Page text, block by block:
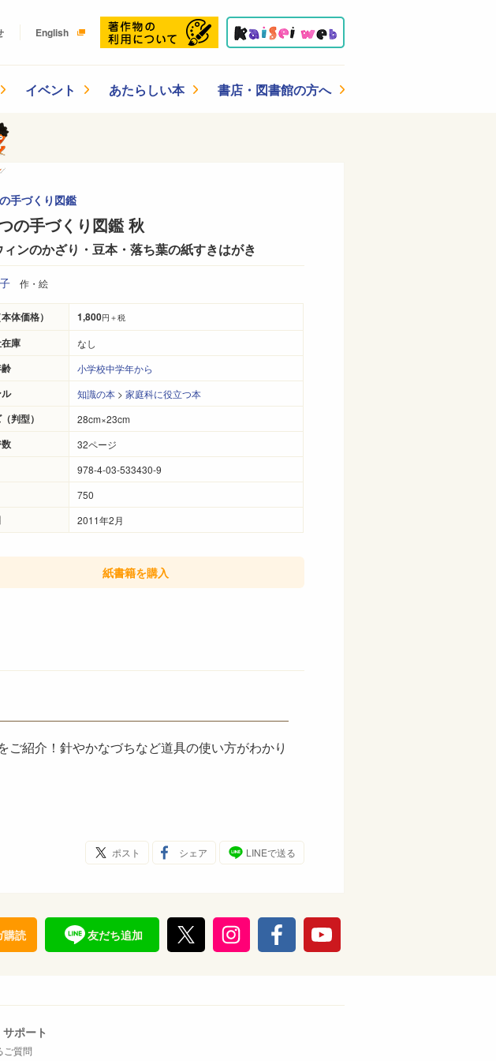
English
イベント あたらしい本 書店・図書館の方へ
手づくり図鑑
の手づくり図鑑 秋
ィンのかざり・豆本・落ち葉の紙すきはがき
作・絵
体価格） 1,800円＋税
庫 なし
小学校中学年から
知識の本 >家庭科に役立つ本
判型） 28cm×23cm
32ページ
978-4-03-533430-9
750
2011年2月
紙書籍を購入
紹介！針やかなづちなど道具の使い方がわかり
ポスト シェア LINEで送る
購読 友だち追加
ポート
ご質問